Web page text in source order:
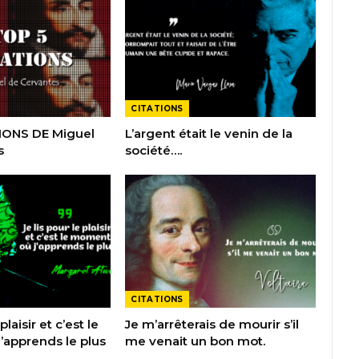
DE Miguel
CITATIONS
L’argent était le venin de la
société….
et c’est le
le plus
CITATIONS
Je m’arrêterais de mourir s’il
me venait un bon mot.